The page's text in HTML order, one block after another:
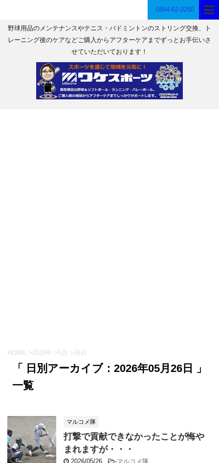
0894-62-0260
野球用品のメンテナンスやテニス・バドミントンのストリング交換、ト
レーニング後のケアなどご購入からアフターケアまでずっとお手伝いさ
せていただいております！
HOME >2026年 >5月 >26日
「 日別アーカイブ：2026年05月26日 」
一覧
マルコメ隊
打撃で貢献できなかったことが悔や
まれますが・・・
2026/05/26 -マルコメ隊